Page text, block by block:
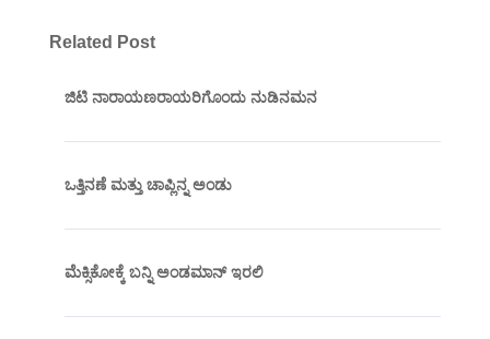
Related Post
ಜಿಟಿ ನಾರಾಯಣರಾಯರಿಗೊಂದು ನುಡಿನಮನ
ಒತ್ತಿನಣೆ ಮತ್ತು ಚಾಪ್ಲಿನ್ನ ಅಂಡು
ಮೆಕ್ಸಿಕೋಕ್ಕೆ ಬನ್ನಿ ಅಂಡಮಾನ್ ಇರಲಿ